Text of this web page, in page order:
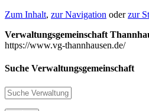
Zum Inhalt, zur Navigation oderzur
Verwaltungsgemeinschaft
https://www.vg-thannhausen.de/
Suche Verwaltungsgemeinschaft